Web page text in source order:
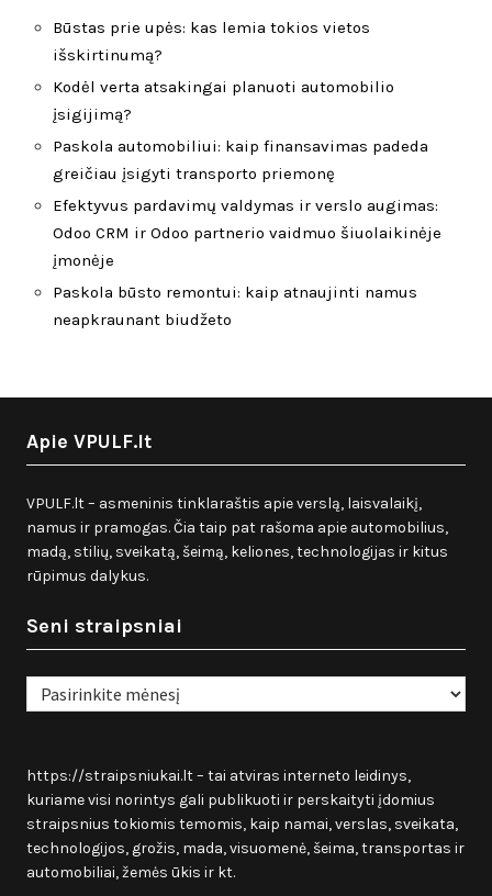
Būstas prie upės: kas lemia tokios vietos
išskirtinumą?
Kodėl verta atsakingai planuoti automobilio
įsigijimą?
Paskola automobiliui: kaip finansavimas padeda
greičiau įsigyti transporto priemonę
Efektyvus pardavimų valdymas ir verslo augimas:
Odoo CRM ir Odoo partnerio vaidmuo šiuolaikinėje
įmonėje
Paskola būsto remontui: kaip atnaujinti namus
neapkraunant biudžeto
Apie VPULF.lt
VPULF.lt – asmeninis tinklaraštis apie verslą, laisvalaikį,
namus ir pramogas. Čia taip pat rašoma apie automobilius,
madą, stilių, sveikatą, šeimą, keliones, technologijas ir kitus
rūpimus dalykus.
Seni straipsniai
Seni
straipsniai
https://straipsniukai.lt– tai atviras interneto leidinys,
kuriame visi norintys gali publikuoti ir perskaityti įdomius
straipsnius tokiomis temomis, kaip namai, verslas, sveikata,
technologijos, grožis, mada, visuomenė, šeima, transportas ir
automobiliai, žemės ūkis ir kt.